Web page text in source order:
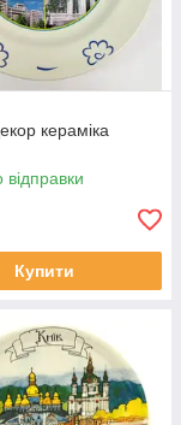
кераміка
відправки
Купити